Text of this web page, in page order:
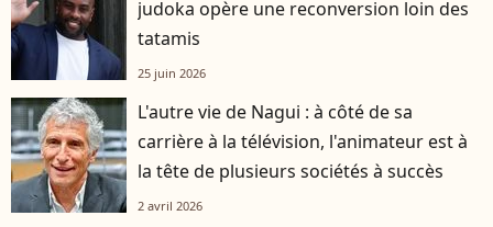
judoka opère une reconversion loin des
tatamis
25 juin 2026
L'autre vie de Nagui : à côté de sa
carrière à la télévision, l'animateur est à
la tête de plusieurs sociétés à succès
2 avril 2026